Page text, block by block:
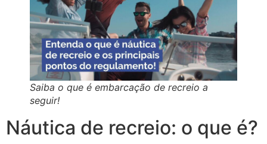
Saiba o que é embarcação de recreio a
seguir!
Náutica de recreio: o que é?